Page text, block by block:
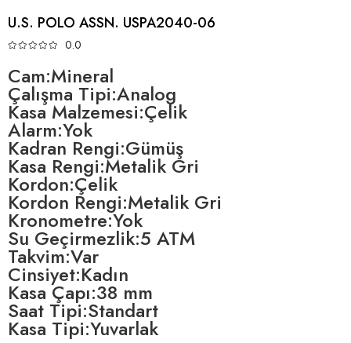
U.S. POLO ASSN. USPA2040-06
0.0
Cam:Mineral
Çalışma Tipi:Analog
Kasa Malzemesi:Çelik
Alarm:Yok
Kadran Rengi:Gümüş
Kasa Rengi:Metalik Gri
Kordon:Çelik
Kordon Rengi:Metalik Gri
Kronometre:Yok
Su Geçirmezlik:5 ATM
Takvim:Var
Cinsiyet:Kadın
Kasa Çapı:38 mm
Saat Tipi:Standart
Kasa Tipi:Yuvarlak